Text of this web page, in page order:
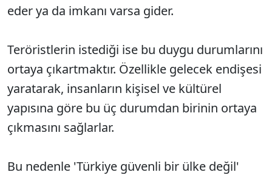
eder ya da imkanı varsa gider.
Teröristlerin istediği ise bu duygu durumlarını
ortaya çıkartmaktır. Özellikle gelecek endişesi
yaratarak, insanların kişisel ve kültürel
yapısına göre bu üç durumdan birinin ortaya
çıkmasını sağlarlar.
Bu nedenle 'Türkiye güvenli bir ülke değil'